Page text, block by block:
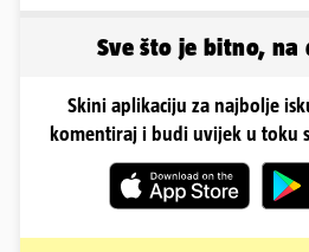
Sve što je bitno, na
Skini aplikaciju za najbolje
komentiraj i budi uvijek u toku